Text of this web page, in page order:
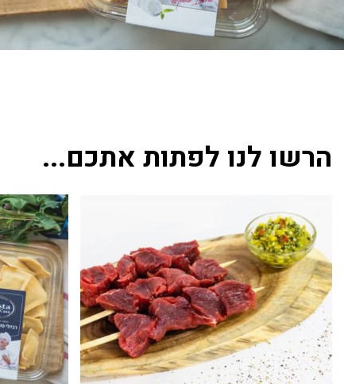
הרשו לנו לפתות אתכם...